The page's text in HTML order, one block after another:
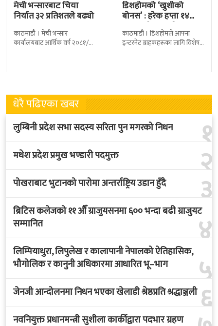
कार्यालयबाट आर्थिक वर्ष २०८१/८२
मा चिया निर्यात ३२ दशमलव ५०
प्रतिशतले बढेको छ । कार्यालयको
तथ्याङ्कानुसार
इन्टरनेट ग्राहकहरूका लागि विशेष
योजना ‘खुशीको बोनस ३६५ दिन नै
सार्वजनिक गरेको छ । यो अफर
धेरै पढिएका खबर
१
लुम्बिनी प्रदेश सभा सदस्य सरिता पुन मगरको निधन
२
मधेश प्रदेश प्रमुख भण्डारी पदमुक्त
३
पोखराबाट भुटानको पारोमा अन्तर्राष्ट्रिय उडान हुँदै
४
ब्रिटिस कलेजको ११ औँ ग्राजुयसनमा ६०० भन्दा बढी ग्राजुयट
५
लिम्पियाधुरा, लिपुलेख र कालापानी नेपालको ऐतिहासिक,
६
जेनजी आन्दोलनमा निधन भएका खेलाडी श्रेष्ठप्रति श्रद्धाञ्जली
७
नवनियुक्त प्रधानमन्त्री सुशीला कार्कीद्वारा पदभार ग्रहण